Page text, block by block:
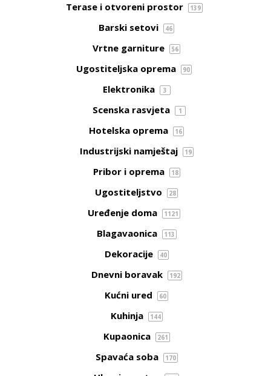
Terase i otvoreni prostor 139
Barski setovi 46
Vrtne garniture 56
Ugostiteljska oprema 90
Elektronika 3
Scenska rasvjeta 1
Hotelska oprema 16
Industrijski namještaj 19
Pribor i oprema 18
Ugostiteljstvo 28
Uređenje doma 1121
Blagavaonica 113
Dekoracije 40
Dnevni boravak 192
Kućni ured 60
Kuhinja 144
Kupaonica 261
Spavaća soba 170